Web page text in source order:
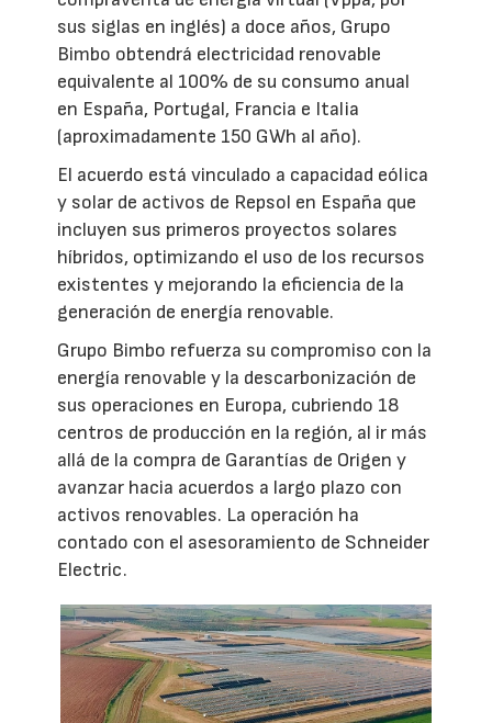
sus siglas en inglés) a doce años, Grupo
Bimbo obtendrá electricidad renovable
equivalente al 100% de su consumo anual
en España, Portugal, Francia e Italia
(aproximadamente 150 GWh al año).
El acuerdo está vinculado a capacidad eólica
y solar de activos de Repsol en España que
incluyen sus primeros proyectos solares
híbridos, optimizando el uso de los recursos
existentes y mejorando la eficiencia de la
generación de energía renovable.
Grupo Bimbo refuerza su compromiso con la
energía renovable y la descarbonización de
sus operaciones en Europa, cubriendo 18
centros de producción en la región, al ir más
allá de la compra de Garantías de Origen y
avanzar hacia acuerdos a largo plazo con
activos renovables. La operación ha
contado con el asesoramiento de Schneider
Electric.